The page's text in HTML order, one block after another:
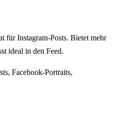
für Instagram-Posts. Bietet mehr
ideal in den Feed.
Facebook-Portraits,